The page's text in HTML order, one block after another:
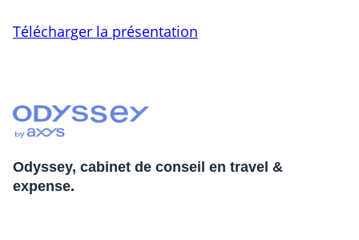
Télécharger la présentation
Odyssey, cabinet de conseil en travel &
expense.